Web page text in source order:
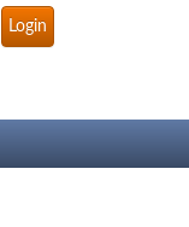
Login